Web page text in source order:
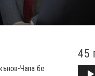
Чапа бе
45
Аудио